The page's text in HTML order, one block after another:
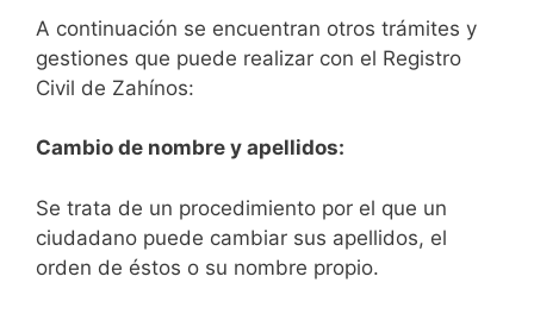
A continuación se encuentran otros trámites y
gestiones que puede realizar con el Registro
Civil de Zahínos:
Cambio de nombre y apellidos:
Se trata de un procedimiento por el que un
ciudadano puede cambiar sus apellidos, el
orden de éstos o su nombre propio.